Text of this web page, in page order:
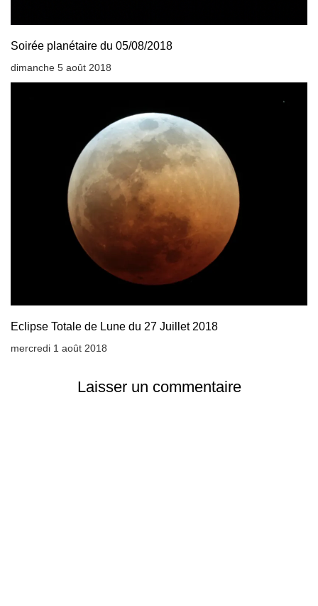
Soirée planétaire du 05/08/2018
dimanche 5 août 2018
Eclipse Totale de Lune du 27 Juillet 2018
mercredi 1 août 2018
Laisser un commentaire